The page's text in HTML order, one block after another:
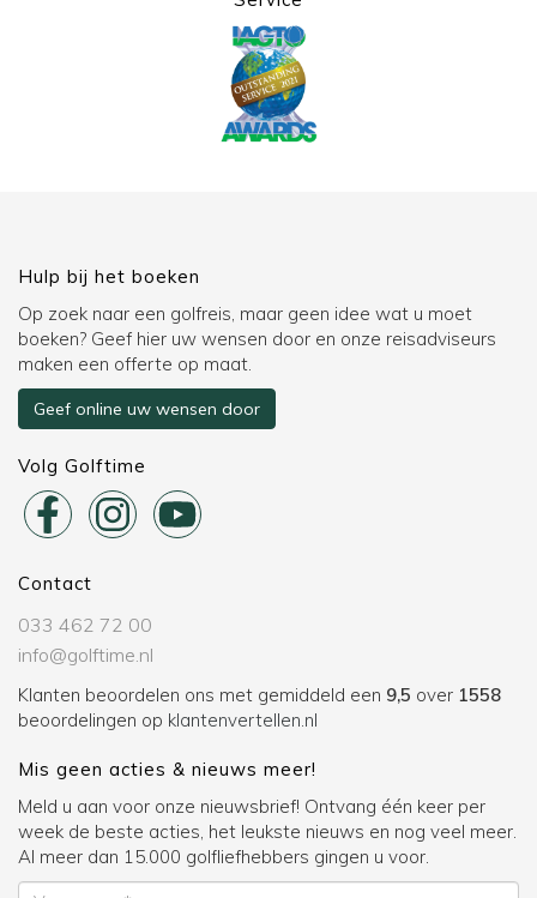
Hulp bij het boeken
Op zoek naar een golfreis, maar geen idee wat u moet
boeken? Geef hier uw wensen door en onze reisadviseurs
maken een offerte op maat.
Geef online uw wensen door
Volg Golftime
Contact
033 462 72 00
info@golftime.nl
Klanten beoordelen ons met gemiddeld een 9,5 over 1558
beoordelingen op klantenvertellen.nl
Mis geen acties & nieuws meer!
Meld u aan voor onze nieuwsbrief! Ontvang één keer per
week de beste acties, het leukste nieuws en nog veel meer.
Al meer dan 15.000 golfliefhebbers gingen u voor.
Voornaam